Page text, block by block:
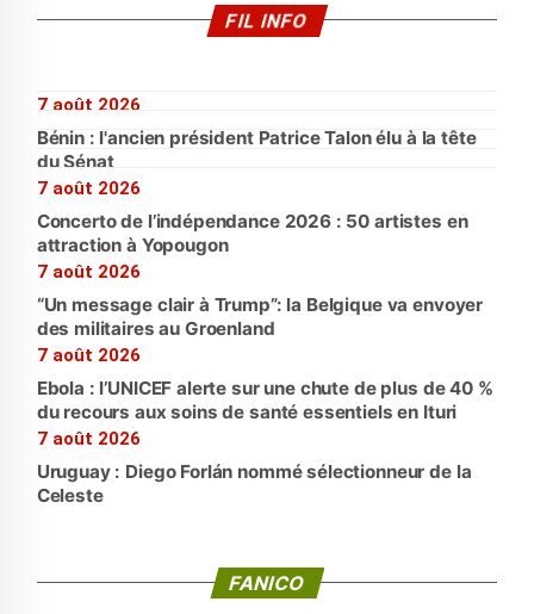
FIL INFO
7 août 2026
Bénin : l'ancien président Patrice Talon élu à la tête
du Sénat
7 août 2026
Concerto de l’indépendance 2026 : 50 artistes en
attraction à Yopougon
7 août 2026
“Un message clair à Trump”: la Belgique va envoyer
des militaires au Groenland
7 août 2026
Ebola : l’UNICEF alerte sur une chute de plus de 40 %
du recours aux soins de santé essentiels en Ituri
7 août 2026
Uruguay : Diego Forlán nommé sélectionneur de la
Celeste
FANICO